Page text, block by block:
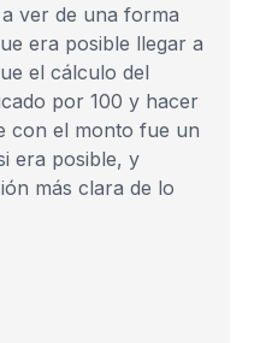
ver de una forma
era posible llegar a
el cálculo del
por 100 y hacer
con el monto fue un
era posible, y
más clara de lo